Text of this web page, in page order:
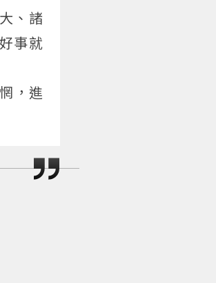
大、諸
事就
，進